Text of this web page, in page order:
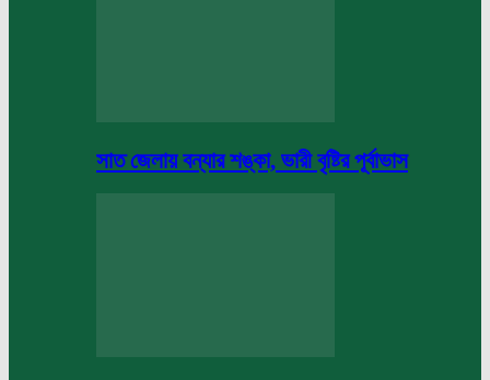
সাত জেলায় বন্যার শঙ্কা, ভারী বৃষ্টির পূর্বাভাস